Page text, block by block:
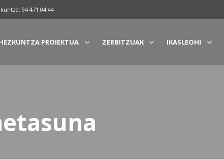
94 471 04 44
PROIEKTUA ZERBITZUAK IKASLEOHI